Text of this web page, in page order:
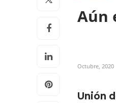
Aún
Octubre, 2020
Unión